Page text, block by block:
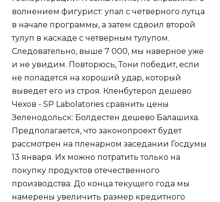
волнением фигурист: упал с четверного лутца
в начале программы, а затем сдвоил второй
тулуп в каскаде с четверным тулупом.
Следовательно, выше 7 000, мы наверное уже
и не увидим. Повторюсь, Тони победит, если
не попадется на хороший удар, который
выведет его из строя. Кленбутерол дешево
Чехов - SP Labolatories сравнить цены
Зеленодольск: Болдестен дешево Балашиха.
Предполагается, что законопроект будет
рассмотрен на пленарном заседании Госдумы
13 января. Их можно потратить только на
покупку продуктов отечественного
производства. До конца текущего года мы
намерены увеличить размер кредитного